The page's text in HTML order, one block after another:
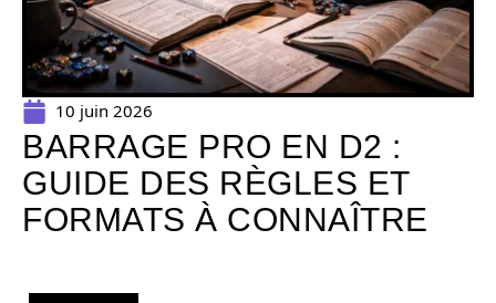
10 juin 2026
BARRAGE PRO EN D2 :
GUIDE DES RÈGLES ET
FORMATS À CONNAÎTRE